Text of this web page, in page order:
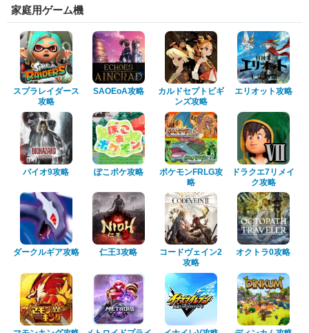
家庭用ゲーム機
スプラレイダース
攻略
SAOEoA攻略
カルドセプトビギ
ンズ攻略
エリオット攻略
バイオ9攻略 ぽこポケ攻略
ポケモンFRLG攻
略
ドラクエ7リメイ
ク攻略
ダークルギア攻略 仁王3攻略
コードヴェイン2
攻略
オクトラ0攻略